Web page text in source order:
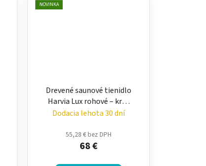
NOVINKA
Drevené saunové tienidlo
Harvia Lux rohové – kryt
na lampu do sauny
Dodacia lehota 30 dní
55,28 € bez DPH
68 €